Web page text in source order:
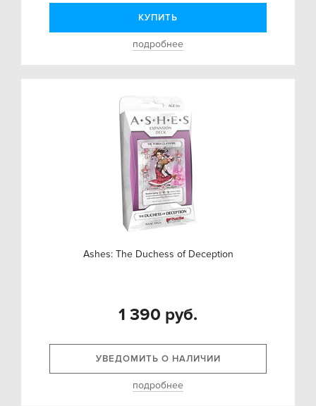
КУПИТЬ
подробнее
Ashes: The Duchess of Deception
1 390 руб.
УВЕДОМИТЬ О НАЛИЧИИ
подробнее